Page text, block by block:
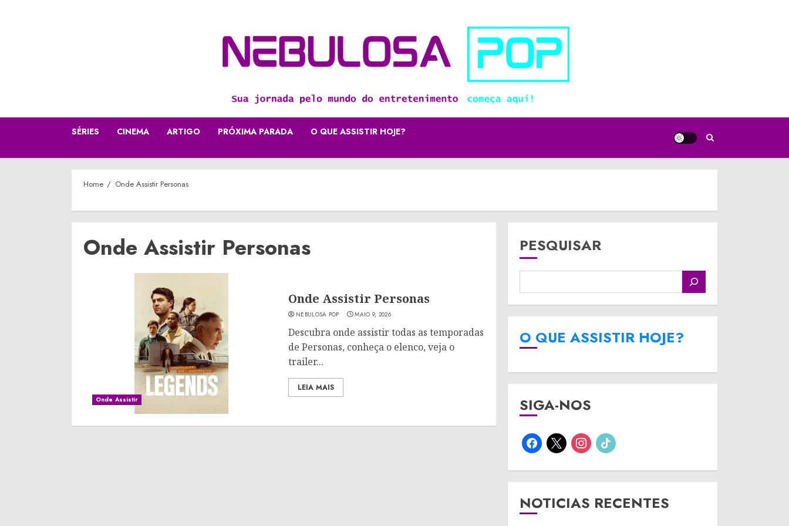
SÉRIES CINEMA ARTIGO PRÓXIMA PARADA O QUE ASSISTIR HOJE?
Home Onde Assistir Personas
Onde Assistir Personas
Onde Assistir
Onde Assistir Personas
NEBULOSA POP MAIO 9, 2026
Descubra onde assistir todas as temporadas
de Personas, conheça o elenco, veja o
trailer...
LEIA MAIS
PESQUISAR
O QUE ASSISTIR HOJE?
SIGA-NOS
facebook
x instagram
tiktok
NOTICIAS RECENTES